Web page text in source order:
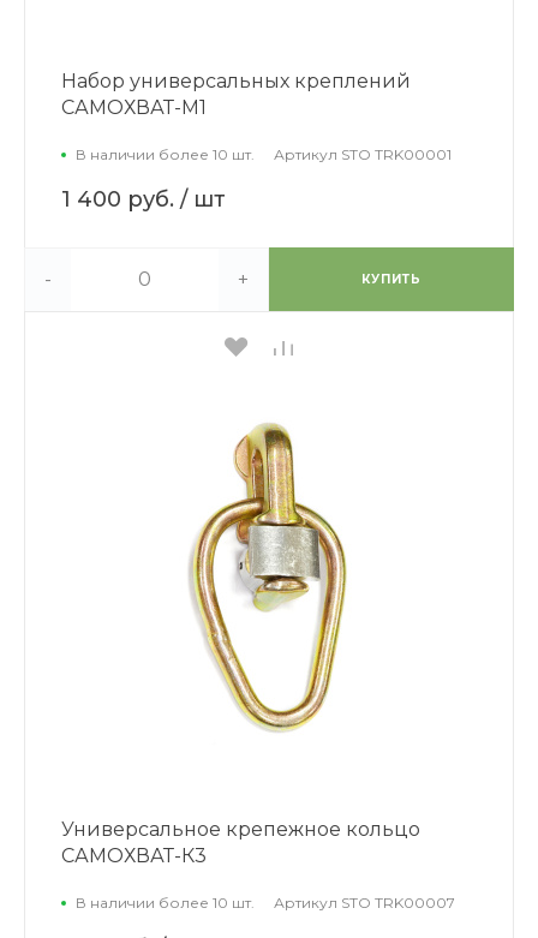
Набор универсальных креплений
САМОХВАТ-М1
В наличии более 10 шт. Артикул STO TRK00001
1 400 руб. / шт
- + КУПИТЬ
Универсальное крепежное кольцо
САМОХВАТ-К3
В наличии более 10 шт. Артикул STO TRK00007